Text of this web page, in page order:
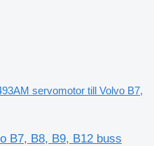
servomotor till Volvo B7,
B7, B8, B9, B12 buss